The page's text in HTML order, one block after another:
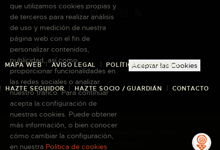
MAPA WEB AVISO LEGAL POLÍTICA DE COOKIES
HAZTE SEGUIDOR HAZTE SOCIO / GUARDIÁN CONTACTO
Copyright © 2026 El Museo Canario · Todos
los derechos reservados
que utilizamos cookies propias y
de terceros para realizar análisis
de uso y medición de nuestra
página web con el fin de
personalizar contenidos,
publicidad, así como
proporcionar funcionalidades en
las redes sociales o analizar
nuestro tráfico. Para continuar
acepta la configuración de
nuestras cookies. Puede obtener
más información, o bien conocer
cómo cambiar la configuración,
en nuestra Política de cookies
Aceptar las Cookies